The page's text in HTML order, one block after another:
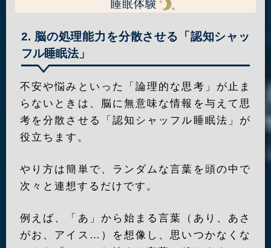
2. 脳の処理能力を分散させる「認知シャッ
フル睡眠法」
不安や悩みといった「論理的な思考」が止ま
らないときは、脳に無意味な情報を与えて思
考を分散させる「認知シャッフル睡眠法」が
役立ちます。
やり方は簡単で、ランダムな言葉を頭の中で
次々と連想するだけです。
例えば、「あ」から始まる言葉（あり、あさ
がお、アイス…）を想像し、思いつかなくな